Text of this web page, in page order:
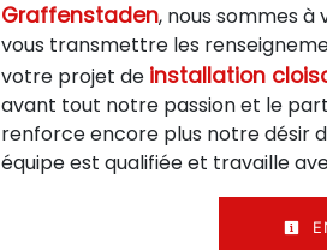
Graffenstaden, nous sommes
vous transmettre les
votre projet de installation
avant tout notre passion et le
renforce encore plus notre désir
équipe est qualifiée et travaille